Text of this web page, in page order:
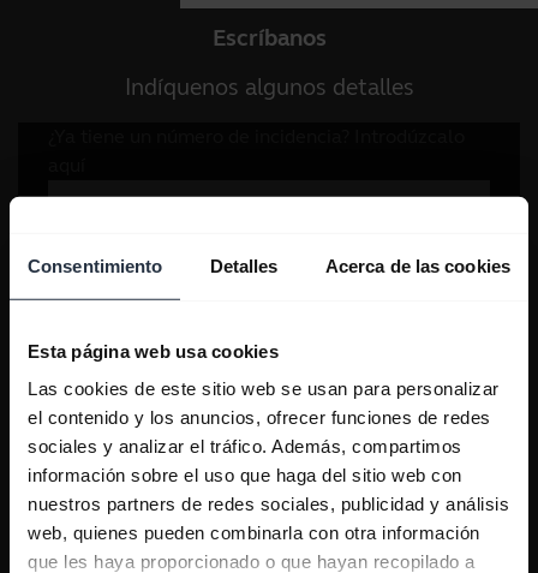
Consentimiento Detalles Acerca de las cookies
Esta página web usa cookies
Las cookies de este sitio web se usan para personalizar
el contenido y los anuncios, ofrecer funciones de redes
sociales y analizar el tráfico. Además, compartimos
información sobre el uso que haga del sitio web con
nuestros partners de redes sociales, publicidad y análisis
web, quienes pueden combinarla con otra información
que les haya proporcionado o que hayan recopilado a
Escríbanos
Indíquenos algunos detalles